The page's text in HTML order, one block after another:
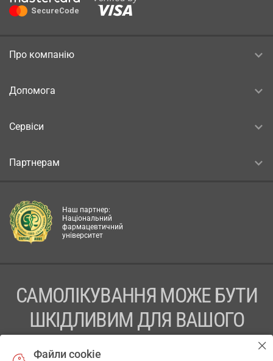
Про компанію
Допомога
Сервіси
Партнерам
Наш партнер:
Національний
фармацевтичний
університет
САМОЛІКУВАННЯ МОЖЕ БУТИ
ШКІДЛИВИМ ДЛЯ ВАШОГО
Файли cookie